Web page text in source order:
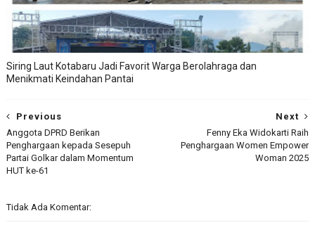
Siring Laut Kotabaru Jadi Favorit Warga Berolahraga dan
Menikmati Keindahan Pantai
Next
Fenny Eka Widokarti Raih
Penghargaan Women Empower
Woman 2025
Previous
Anggota DPRD Berikan
Penghargaan kepada Sesepuh
Partai Golkar dalam Momentum
HUT ke-61
Tidak Ada Komentar: